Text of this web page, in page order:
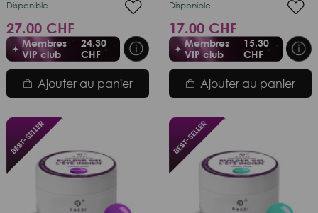
Disponible
27.00 CHF
Membres
VIP club
24.30
CHF
Ajouter au panier
Disponible
17.00 CHF
Membres
VIP club
15.30
CHF
Ajouter au panier